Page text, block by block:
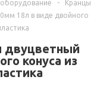
-
Кранцы
18л в виде двойного
двуцветный
конуса из